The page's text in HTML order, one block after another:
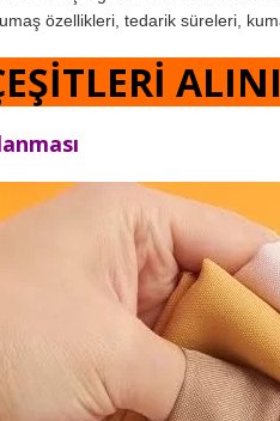
özellikleri, tedarik süreleri,